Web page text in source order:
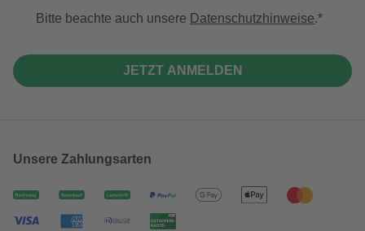
Bitte beachte auch unsere Datenschutzhinweise.
JETZT ANMELDEN
Unsere Zahlungsarten